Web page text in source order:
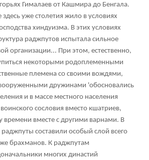
Гималаев от Кашмира до Бенгала.
уже столетия жило в условиях
хиндуизма. В этих условиях
раджпутов испытала сильное
организации... При этом, естественно,
некоторыми родоплеменными
племена со своими вождями,
дружинами 'обосновались
и в массе местного населения
сословия вместо кшатриев,
времени вместе с другими варнами. В
составили особый слой всего
брахманов. К раджпутам
многих династий